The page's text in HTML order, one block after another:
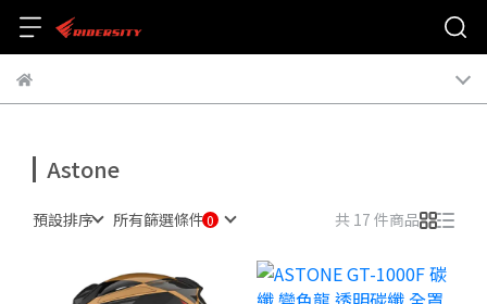
Astone
預設排序 所有篩選條件 共 17 件商品